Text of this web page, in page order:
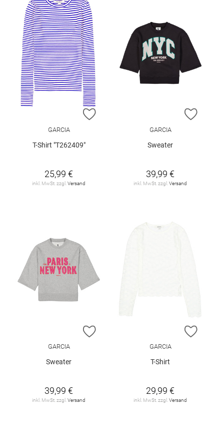
ZUR WUNSCHLISTE HINZUFÜGEN
GARCIA
T-Shirt "T262409"
25,99 €
inkl. MwSt. zzgl. Versand
ZUR
GARCIA
Sweater
39,99 €
inkl. MwSt. zzgl. Versand
ZUR WUNSCHLISTE HINZUFÜGEN
GARCIA
Sweater
39,99 €
inkl. MwSt. zzgl.Versand
ZUR
GARCIA
T-Shirt
29,99 €
inkl. MwSt. zzgl.Versand